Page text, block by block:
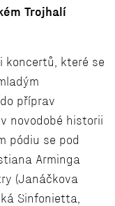
Trojhalí
koncertů, které se
příprav
novodobé historii
pódiu se pod
Arminga
(Janáčkova
Sinfonietta,